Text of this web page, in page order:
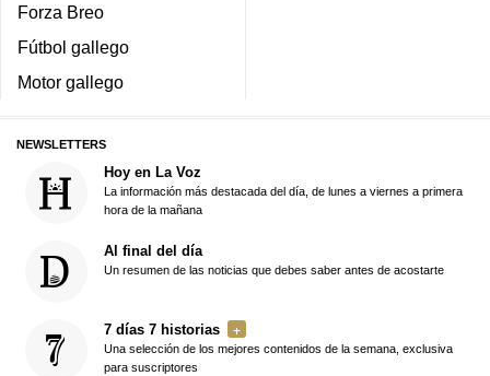
Forza Breo
Fútbol gallego
Motor gallego
NEWSLETTERS
Hoy en La Voz
La información más destacada del día, de lunes a viernes a primera
hora de la mañana
Al final del día
Un resumen de las noticias que debes saber antes de acostarte
7 días 7 historias
Una selección de los mejores contenidos de la semana, exclusiva
para suscriptores